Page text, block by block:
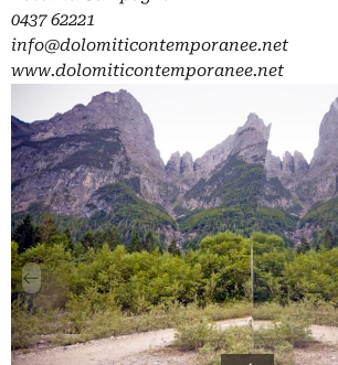
0437 62221
info@dolomiticontemporanee.net
www.dolomiticontemporanee.net